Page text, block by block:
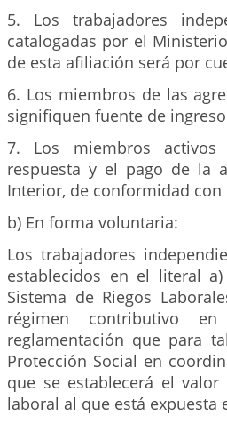
5. Los trabajadores
catalogadas por el
de esta afiliación será por
6. Los miembros de las
signifiquen fuente de
7. Los miembros
respuesta y el pago de la
Interior, de conformidad
b) En forma voluntaria:
Los trabajadores
establecidos en el literal
Sistema de Riegos
régimen contributivo
reglamentación que para
Protección Social en
que se establecerá el
laboral al que está expuesta